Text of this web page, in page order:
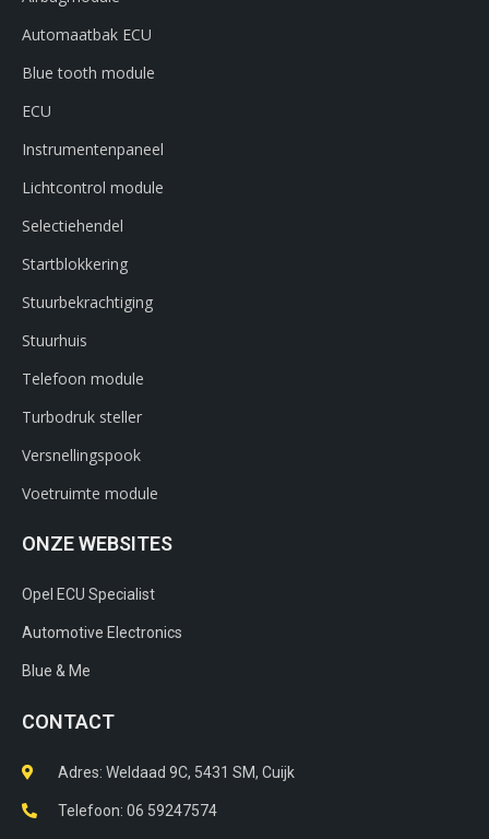
Automaatbak ECU
Blue tooth module
ECU
Instrumentenpaneel
Lichtcontrol module
Selectiehendel
Startblokkering
Stuurbekrachtiging
Stuurhuis
Telefoon module
Turbodruk steller
Versnellingspook
Voetruimte module
ONZE WEBSITES
Opel ECU Specialist
Automotive Electronics
Blue & Me
CONTACT
Adres: Weldaad 9C, 5431 SM, Cuijk​
Telefoon: 06 59247574